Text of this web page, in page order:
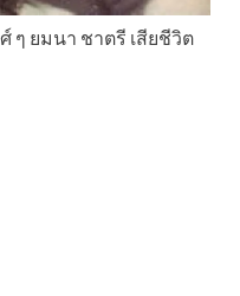
ๆ ยมนา ชาตรี เสียชีวิต